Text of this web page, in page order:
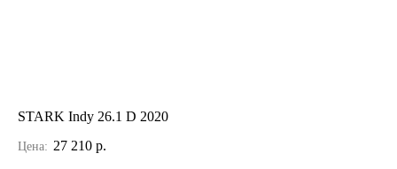
STARK Indy 26.1 D 2020
Цена: 27 210 р.